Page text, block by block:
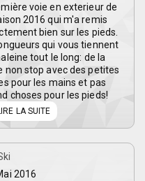
voie en exterieur de
2016 qui m'a remis
bien sur les pieds.
qui vous tiennent
tout le long: de la
non stop avec des petites
pour les mains et pas
choses pour les pieds!
LA SUITE
2016